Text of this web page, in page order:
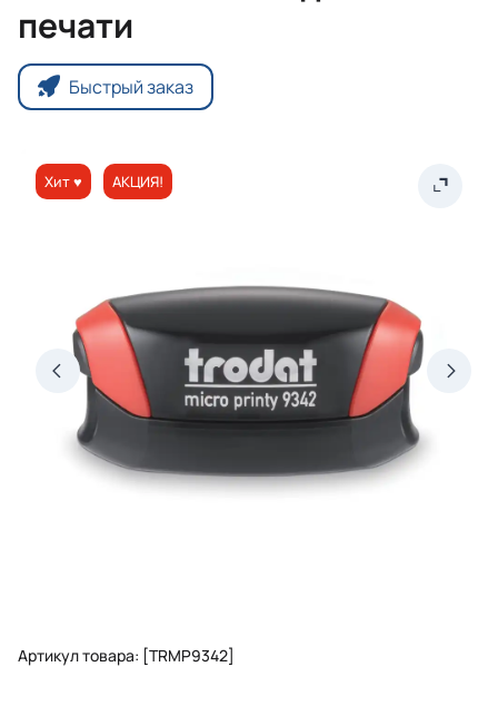
печати
Быстрый заказ
Хит ♥ АКЦИЯ!
Артикул товара: [TRMP9342]